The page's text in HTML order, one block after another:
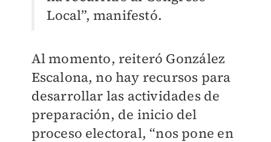
Local”, manifestó.
Al momento, reiteró González
Escalona, no hay recursos para
desarrollar las actividades de
preparación, de inicio del
proceso electoral, “nos pone en